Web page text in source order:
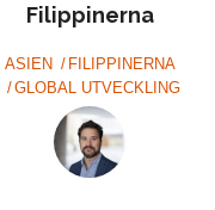
Filippinerna
ASIEN
FILIPPINERNA
GLOBAL UTVECKLING